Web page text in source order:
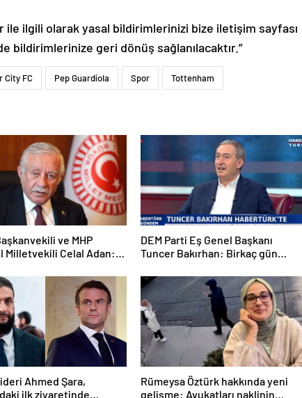
ile ilgili olarak yasal bildirimlerinizi bize iletişim sayfası
bildirimlerinize geri dönüş sağlanılacaktır.”
City FC Pep Guardiola Spor Tottenham
ve MHP
Milletvekili Celal Adan:
DEM Parti Eş Genel Başkanı
Tuncer Bakırhan: Birkaç gün
açıklanacak
Ahmed Şara,
ilk ziyaretinde
Rümeysa Öztürk hakkında yeni
gelişme: Avukatları naklinin